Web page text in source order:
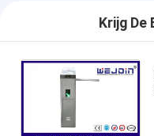
Krijg